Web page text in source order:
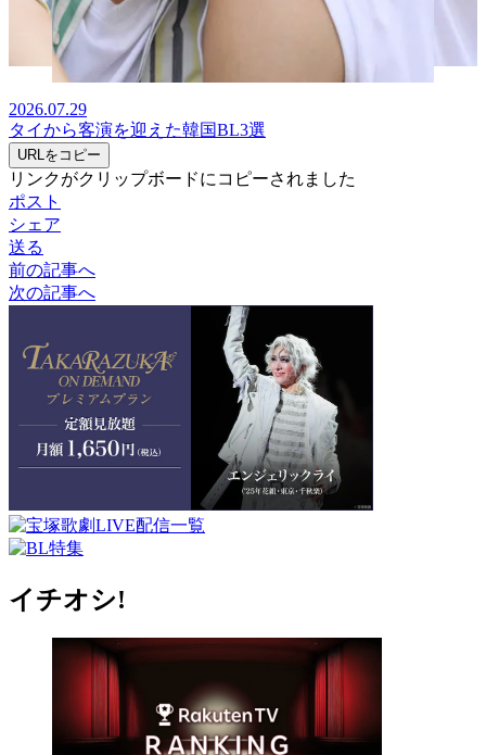
2026.07.29
タイから客演を迎えた韓国BL3選
URLをコピー
リンクがクリップボードにコピーされました
ポスト
シェア
送る
前の記事へ
次の記事へ
イチオシ!